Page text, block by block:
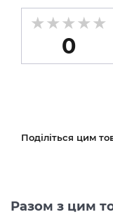
0
Поділіться цим
Разом з цим